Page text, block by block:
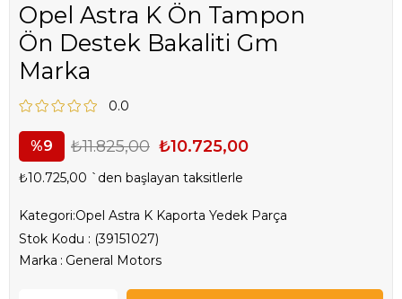
Opel Astra K Ön Tampon
Ön Destek Bakaliti Gm
Marka
0.0
9 ₺11.825,00 ₺10.725,00
₺10.725,00 `den başlayan taksitlerle
Kategori:Opel Astra K Kaporta Yedek Parça
Stok Kodu
(39151027)
Marka : General Motors